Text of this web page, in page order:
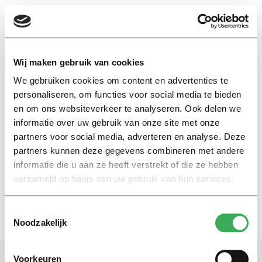
Wij maken gebruik van cookies
We gebruiken cookies om content en advertenties te
personaliseren, om functies voor social media te bieden
en om ons websiteverkeer te analyseren. Ook delen we
informatie over uw gebruik van onze site met onze
partners voor social media, adverteren en analyse. Deze
partners kunnen deze gegevens combineren met andere
informatie die u aan ze heeft verstrekt of die ze hebben
verzameld op basis van uw gebruik van hun services.
Noodzakelijk
Voorkeuren
EN
justity
Column
Zonder privacy blijft er weinig
vrijheid over
20 november 2018